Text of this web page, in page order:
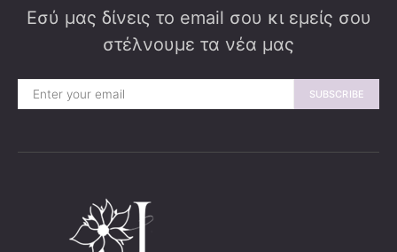
Εσύ μας δίνεις το email σου κι εμείς σου
στέλνουμε τα νέα μας
SUBSCRIBE